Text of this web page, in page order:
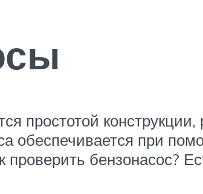
простотой конструкции,
обеспечивается при
бензонасос?